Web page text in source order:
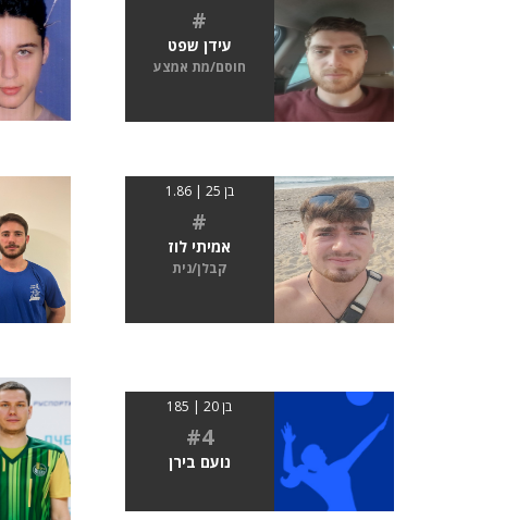
#
עידן שפט
חוסם/מת אמצע
בן 25 | 1.86
#
אמיתי לוז
קבלן/נית
בן 20 | 185
#4
נועם בירן